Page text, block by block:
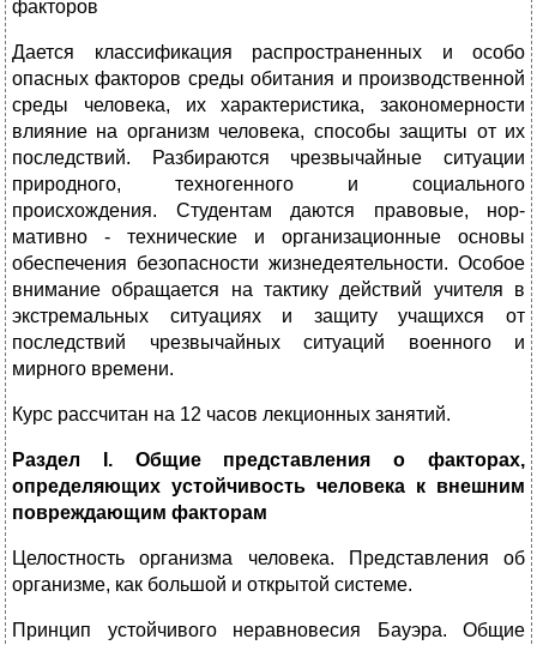
факторов
Дается классификация распространенных и особо
опасных факторов среды обитания и производственной
среды человека, их характеристика, закономерности
влияние на организм человека, способы защиты от их
пос­ледствий. Разбираются чрезвычайные ситуации
природного, техноген­ного и социального
происхождения. Студентам даются правовые, нор­
мативно - технические и организационные основы
обеспечения безо­пасности жизнедеятельности. Особое
внимание обращается на тактику действий учителя в
экстремальных ситуациях и защиту учащихся от
последствий чрезвычайных ситуаций военного и
мирного времени.
Курс рассчитан на 12 часов лекционных занятий.
Раздел I. Общие представления о факторах,
определяющих устойчивость человека к внешним
повреждающим факторам
Целостность организма человека. Представления об
организме, как большой и открытой системе.
Принцип устойчивого неравновесия Бауэра. Общие